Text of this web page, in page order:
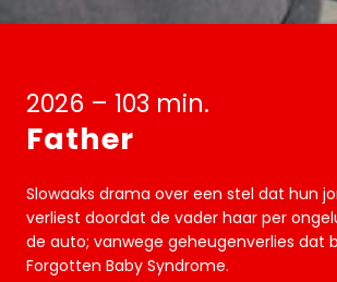
2026 – 103 min.
Father
Slowaaks drama over een stel dat hun
verliest doordat de vader haar per
de auto; vanwege geheugenverlies dat
Forgotten Baby Syndrome.